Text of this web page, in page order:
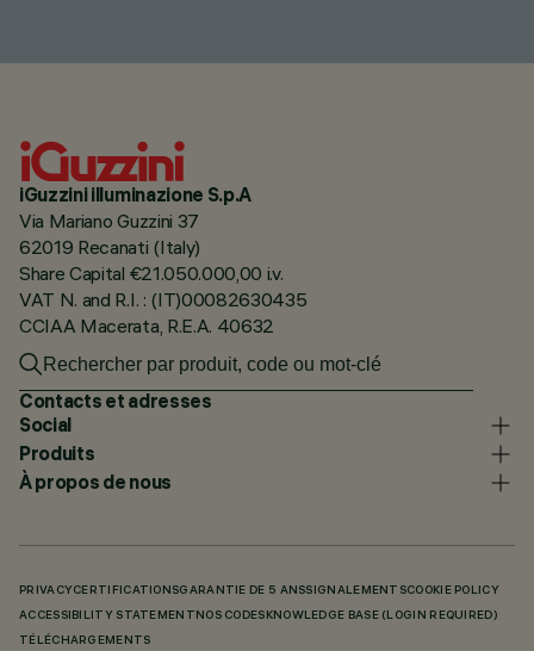
iGuzzini illuminazione S.p.A
Via Mariano Guzzini 37
62019 Recanati (Italy)
Share Capital €21.050.000,00 i.v.
VAT N. and R.I. : (IT)00082630435
CCIAA Macerata, R.E.A. 40632
Contacts et adresses
Social
Produits
À propos de nous
PRIVACY CERTIFICATIONSGARANTIE DE 5 ANSSIGNALEMENTSCOOKIE POLICY
ACCESSIBILITY STATEMENT NOS CODES KNOWLEDGE BASE (LOGIN REQUIRED)
TÉLÉCHARGEMENTS